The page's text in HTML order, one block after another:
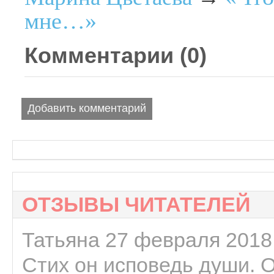
мне…»
Комментарии (0)
Добавить комментарий
ОТЗЫВЫ ЧИТАТЕЛЕЙ
Татьяна 27 февраля
Стих он исповедь души.